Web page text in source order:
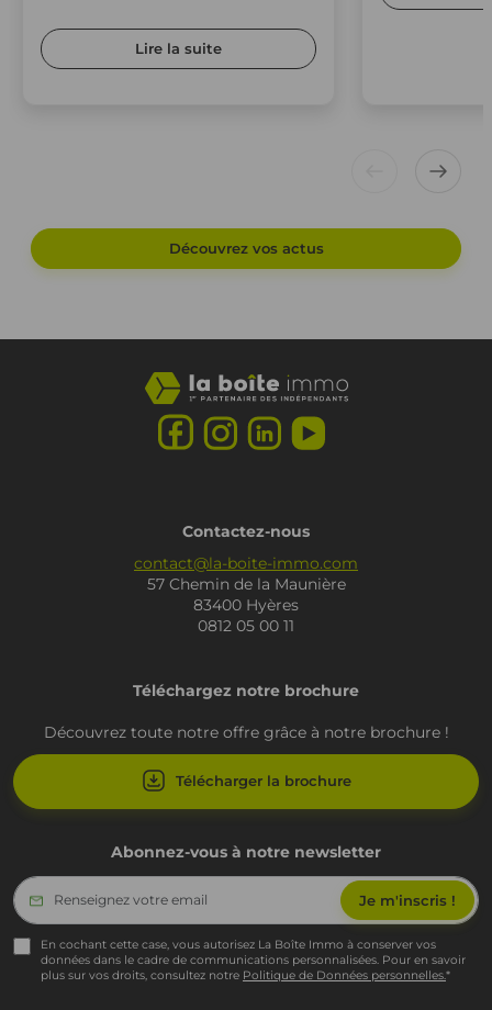
Lire la suite
Découvrez vos actus
Contactez-nous
contact@la-boite-immo.com
57 Chemin de la Maunière
83400 Hyères
0812 05 00 11
Téléchargez notre brochure
Découvrez toute notre offre grâce à notre brochure !
Télécharger la brochure
Abonnez-vous à notre newsletter
En cochant cette case, vous autorisez La Boîte Immo à conserver vos
données dans le cadre de communications personnalisées. Pour en savoir
plus sur vos droits, consultez notre Politique de Données personnelles.*